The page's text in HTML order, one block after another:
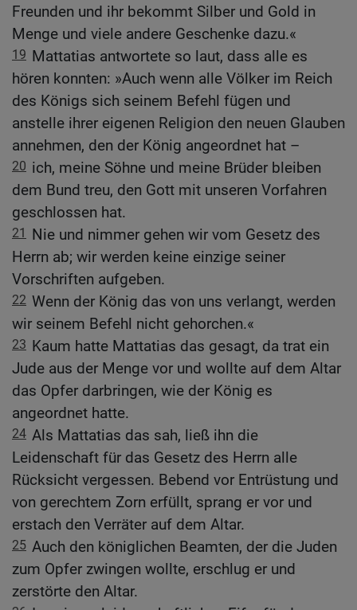
Freunden und ihr bekommt Silber und Gold in
Menge und viele andere Geschenke dazu.«
19 Mattatias antwortete so laut, dass alle es
hören konnten: »Auch wenn alle Völker im Reich
des Königs sich seinem Befehl fügen und
anstelle ihrer eigenen Religion den neuen Glauben
annehmen, den der König angeordnet hat –
20 ich, meine Söhne und meine Brüder bleiben
dem Bund treu, den Gott mit unseren Vorfahren
geschlossen hat.
21
Nie und nimmer gehen wir vom Gesetz des
Herrn ab; wir werden keine einzige seiner
Vorschriften aufgeben.
22 Wenn der König das von uns verlangt, werden
wir seinem Befehl nicht gehorchen.«
23 Kaum hatte Mattatias das gesagt, da trat ein
Jude aus der Menge vor und wollte auf dem Altar
das Opfer darbringen, wie der König es
angeordnet hatte.
24 Als Mattatias das sah, ließ ihn die
Leidenschaft für das Gesetz des Herrn alle
Rücksicht vergessen. Bebend vor Entrüstung und
von gerechtem Zorn erfüllt, sprang er vor und
erstach den Verräter auf dem Altar.
25 Auch den königlichen Beamten, der die Juden
zum Opfer zwingen wollte, erschlug er und
zerstörte den Altar.